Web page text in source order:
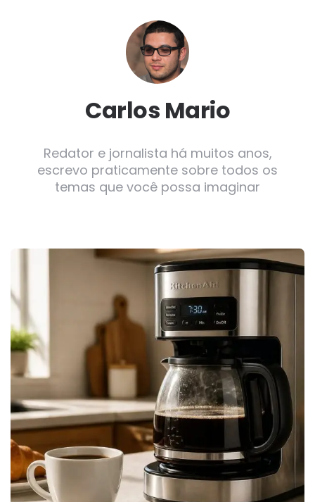
Carlos Mario
Redator e jornalista há muitos anos,
escrevo praticamente sobre todos os
temas que você possa imaginar